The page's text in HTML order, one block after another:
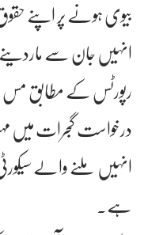
بیوی ہونے پر اپنے
انہیں جان سے
رپورٹس کے مطابق مس
درخواست گجرات میں
انہیں ملنے والے
ہے۔